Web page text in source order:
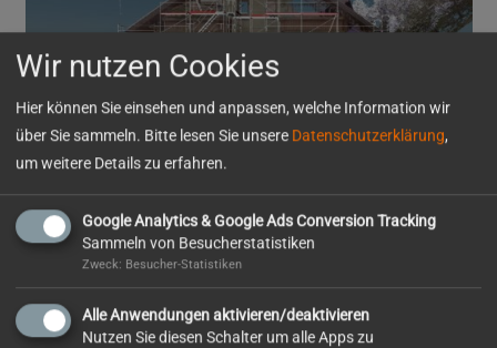
Mehrfamilienhaus Bad Wildbad
Wir nutzen Cookies
Hier können Sie einsehen und anpassen, welche Information wir
über Sie sammeln. Bitte lesen Sie unsere Datenschutzerklärung,
um weitere Details zu erfahren.
Google Analytics & Google Ads Conversion Tracking
Sammeln von Besucherstatistiken
Zweck: Besucher-Statistiken
Alle Anwendungen aktivieren/deaktivieren
Nutzen Sie diesen Schalter um alle Apps zu